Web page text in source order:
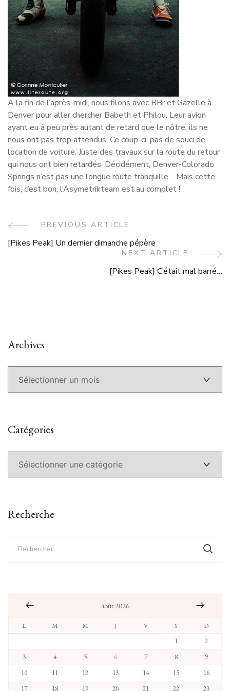
A la fin de l’après-midi, nous filons avec BBr et Gazelle à
Denver pour aller chercher Babeth et Philou. Leur avion
ayant eu à peu près autant de retard que le nôtre, ils ne
nous ont pas trop attendus. Ce coup-ci, pas de souci de
location de voiture. Juste des travaux sur la route du retour
qui nous ont bien retardés. Décidément, Denver-Colorado
Springs n’est pas une longue route tranquille… Mais cette
fois, c’est bon, l’Asymetrikteam est au complet !
Post
Navigation
PREVIOUS ARTICLE
[Pikes Peak] Un dernier dimanche pépère
NEXT ARTICLE
[Pikes Peak] C’était mal barré…
Archives
Catégories
Recherche
août 2026
L M M J V S
D
1
2
3
4 5 6 7 8
9
10
11 12 13 14 15
16
17
18 19 20 21 22 23